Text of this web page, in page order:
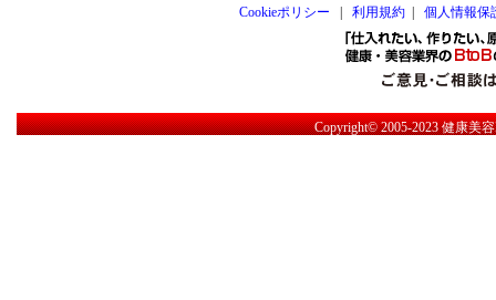
Cookieポリシー
利用規約| 個人情報保
Copyright© 2005-2023健康美